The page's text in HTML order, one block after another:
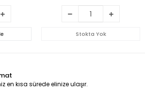
Stokta Yok
en kısa sürede elinize ulaşır.